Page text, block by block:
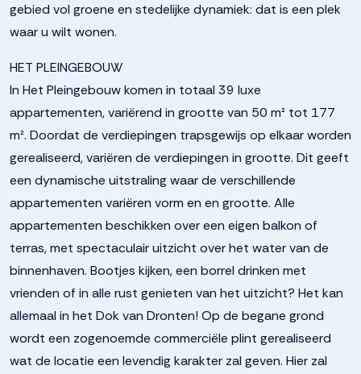
gebied vol groene en stedelijke dynamiek: dat is een plek
waar u wilt wonen.
HET PLEINGEBOUW
In Het Pleingebouw komen in totaal 39 luxe
appartementen, variërend in grootte van 50 m² tot 177
m². Doordat de verdiepingen trapsgewijs op elkaar worden
gerealiseerd, variëren de verdiepingen in grootte. Dit geeft
een dynamische uitstraling waar de verschillende
appartementen variëren vorm en en grootte. Alle
appartementen beschikken over een eigen balkon of
terras, met spectaculair uitzicht over het water van de
binnenhaven. Bootjes kijken, een borrel drinken met
vrienden of in alle rust genieten van het uitzicht? Het kan
allemaal in het Dok van Dronten! Op de begane grond
wordt een zogenoemde commerciële plint gerealiseerd
wat de locatie een levendig karakter zal geven. Hier zal